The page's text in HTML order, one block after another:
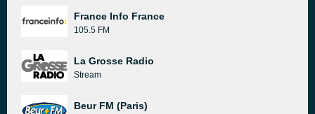
France Info France
105.5 FM
La Grosse Radio
Stream
Beur FM (Paris)